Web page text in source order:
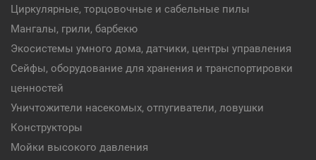
Циркулярные, торцовочные и сабельные пилы
Мангалы, грили, барбекю
Экосистемы умного дома, датчики, центры управления
Сейфы, оборудование для хранения и транспортировки
ценностей
Уничтожители насекомых, отпугиватели, ловушки
Конструкторы
Мойки высокого давления